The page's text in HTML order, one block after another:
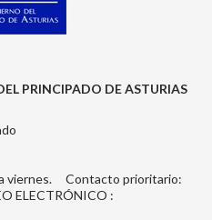
PRINCIPADO DE ASTURIAS
a viernes. Contacto prioritario:
: